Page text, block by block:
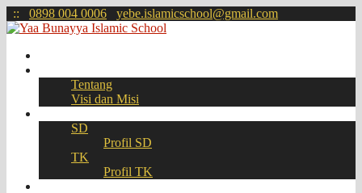
:: 0898 004 0006 yebe.islamicschool@gmail.com
Tentang
Visi dan Misi
SD
Profil SD
TK
Profil TK